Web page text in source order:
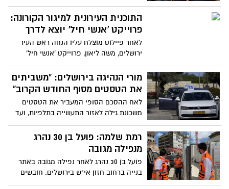
ראש העיר משה ליאון ובכירים נוספים באולם
מועצת העירייה כדי לדון במצב התחלואה
בעיר. פרופ' גמזו: "נעשית בעיריית ירושלים
הניסיונות לשלוט על תחלואת הקורונה בעיר
המורכבת ביותר בישראל"
התוכנית העירונית למיגור הקורונה:
פרוייקט ‘אנשי חיל’ יוצא לדרך
לאחר פיילוט מוצלח עליו הנחה ראש העיר
ירושלים, משה ליאון, פרוייקט 'אנשי חיל'
בירושלים יוצא לדרך בתקצוב משרד הביטחון,
בכ- 1.5 מילון ₪ . הפרויקט בא לנהל באופן
ממוקד את הקורונה בקהילה, יחד עם פיקוד
מורי הנהיגה בירושלים: "משביתים
את הטסטים מסוף החודש הקרוב"
לאח ההסכם הסופי המעביר את הטסטים
משכונת גילה לאזור התעשייה בתלפיות, ועד
מורי הנהיגה בירושלים מתנגדים נחרצות,
והודיעו על השבתת מערך מבחני הנהיגה
בבירה. מסוף החודש לא יהיו טסטים
רמת שלמה: פועל בן 30 נהרג
מנפילה מגובה
פועל בן 30 נהרג לאחר נפילה מגובה באתר
בנייה ברחוב חזון אי"ש בירושלים. חובשים
ופראמדיקים של מד"א העניקו לו טיפול רפואי